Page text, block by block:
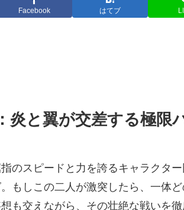
Facebook はてブ
炎と翼が交差する極限
のスピードと力を誇るキャラクタ
もしこの二人が激突したら、一体
も交えながら、その壮絶な戦いを徹